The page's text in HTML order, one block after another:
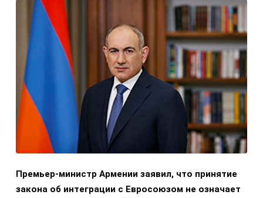
Премьер-министр Армении заявил, что принятие
закона об интеграции с Евросоюзом не означает